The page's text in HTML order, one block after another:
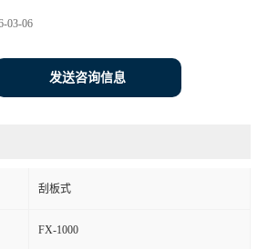
03-06
发送咨询信息
刮板式
FX-1000